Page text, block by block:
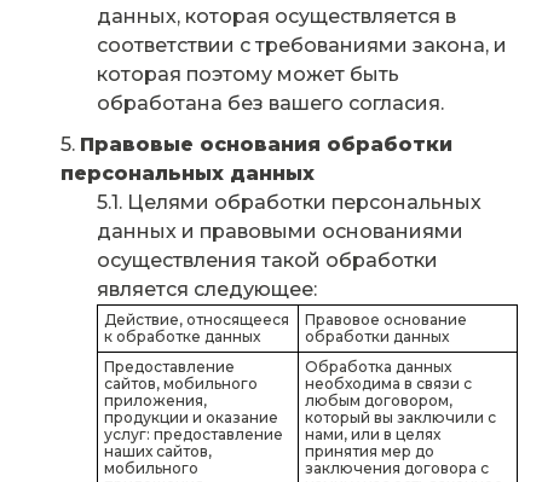
данных, которая осуществляется в
соответствии с требованиями закона, и
которая поэтому может быть
обработана без вашего согласия.
Правовые основания обработки
персональных данных
Целями обработки персональных
данных и правовыми основаниями
осуществления такой обработки
является следующее:
Действие, относящееся
к обработке данных
Правовое основание
обработки данных
Предоставление
сайтов, мобильного
приложения,
продукции и оказание
услуг: предоставление
наших сайтов,
мобильного
Обработка данных
необходима в связи с
любым договором,
который вы заключили с
нами, или в целях
принятия мер до
заключения договора с